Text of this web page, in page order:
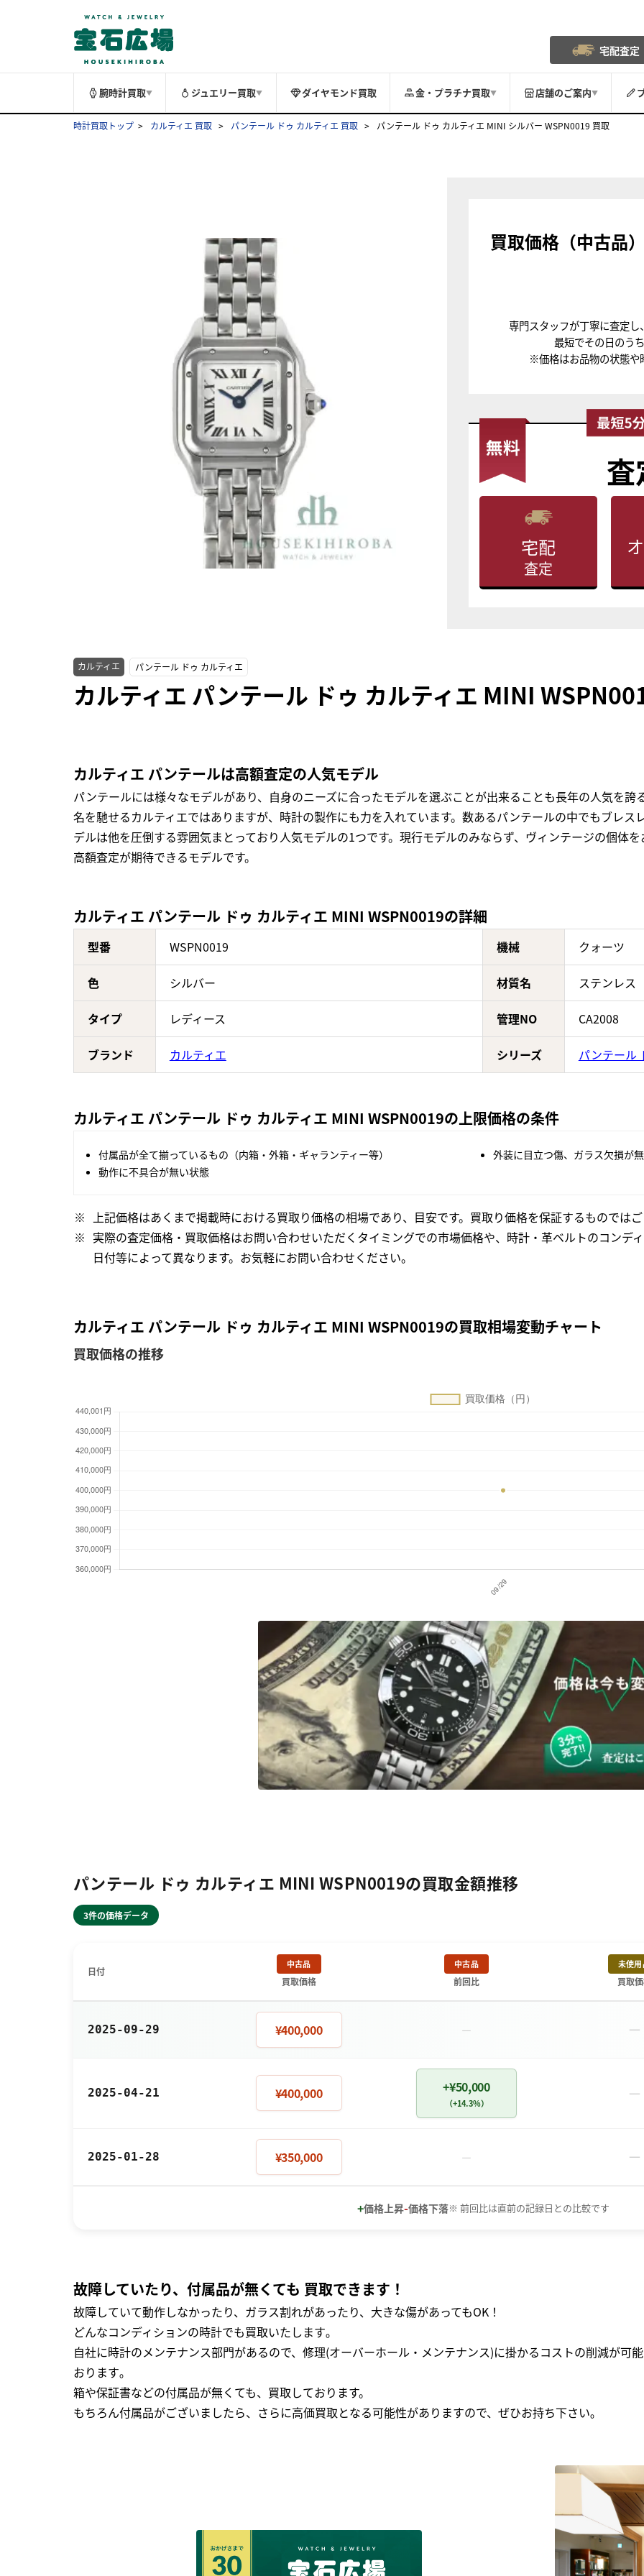
宅配査定
腕時計買取▼ ジュエリー買取▼ ダイヤモンド買取 金・プラチナ買取▼ 店舗のご案内▼
時計買取トップ カルティエ 買取 パンテール ドゥ カルティエ 買取 パンテール ドゥ カルティエ MINI シルバー WSPN0019 買取
買取価格（中古品
専門スタッフが丁寧に査定し
最短でその日のう
※価格はお品物の状態や
査
宅配
査定
カルティエ パンテール ドゥ カルティエ
カルティエ パンテール ドゥ カルティエ MINI
カルティエ パンテールは高額査定の人気モデル
パンテールには様々なモデルがあり、自身のニーズに合ったモデルを選ぶことが出来ることも長年の人気を
名を馳せるカルティエではありますが、時計の製作にも力を入れています。数あるパンテールの中でもブレ
デルは他を圧倒する雰囲気まとっており人気モデルの1つです。現行モデルのみならず、ヴィンテージの個体
高額査定が期待できるモデルです。
カルティエ パンテール ドゥ カルティエ MINI WSPN0019の詳細
型番 WSPN0019 機械 クォーツ
色 シルバー 材質名 ステンレス
タイプ レディース 管理NO CA2008
ブランド カルティエ シリーズ パンテール
カルティエ パンテール ドゥ カルティエ MINI WSPN0019の上限価格の条件
付属品が全て揃っているもの（内箱・外箱・ギャランティー等）
外装に目立つ傷、ガラス欠損が
動作に不具合が無い状態
上記価格はあくまで掲載時における買取り価格の相場であり、目安です。買取り価格を保証するものではご
実際の査定価格・買取価格はお問い合わせいただくタイミングでの市場価格や、時計・革ベルトのコンデ
日付等によって異なります。お気軽にお問い合わせください。
カルティエ パンテール ドゥ カルティエ MINI WSPN0019の買取相場変動チャート
買取価格の推移
パンテール ドゥ カルティエ MINI WSPN0019の買取金額推移
3件の価格データ
日付
中古品
買取価格
中古品
前回比
未使
買取
2025-09-29 ¥400,000 － －
2025-04-21 ¥400,000 +¥50,000
（+14.3%） －
2025-01-28 ¥350,000 － －
+価格上昇-価格下落※ 前回比は直前の記録日との比較です
故障していたり、付属品が無くても 買取できます！
故障していて動作しなかったり、ガラス割れがあったり、大きな傷があってもOK！
どんなコンディションの時計でも買取いたします｡
自社に時計のメンテナンス部門があるので、修理(オーバーホール・メンテナンス)に掛かるコストの削減が可
おります｡
箱や保証書などの付属品が無くても、買取しております。
もちろん付属品がございましたら、さらに高価買取となる可能性がありますので、ぜひお持ち下さい｡